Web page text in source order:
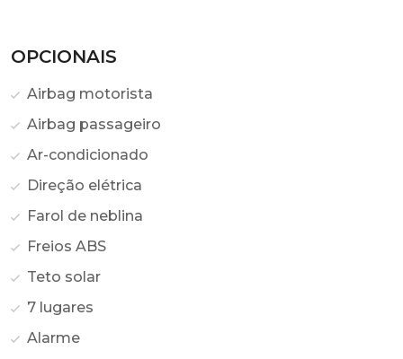
OPCIONAIS
Airbag motorista
Airbag passageiro
Ar-condicionado
Direção elétrica
Farol de neblina
Freios ABS
Teto solar
7 lugares
Alarme